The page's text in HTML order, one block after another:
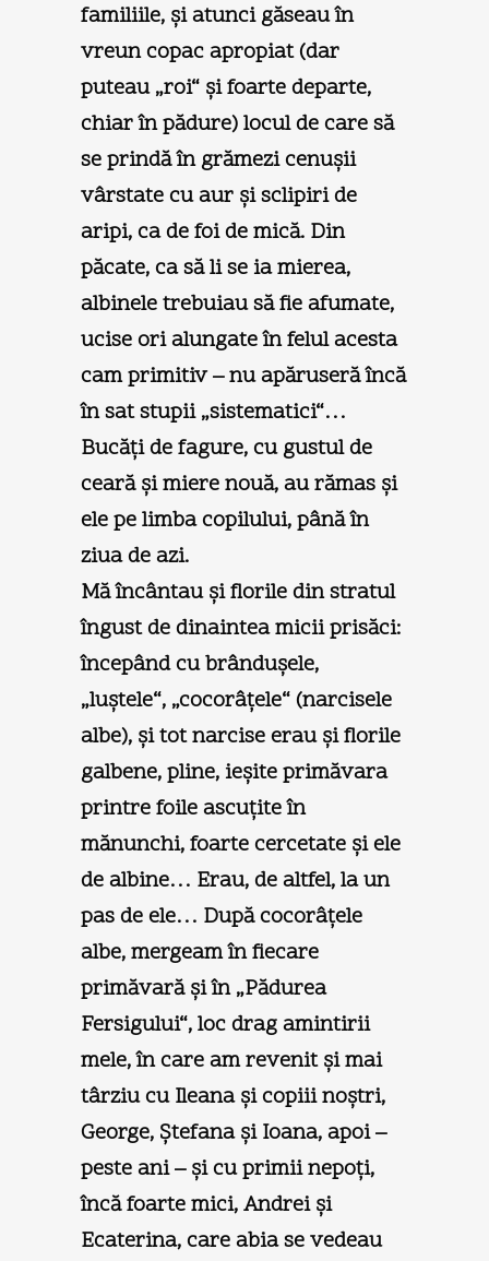
familiile, şi atunci găseau în
vreun copac apropiat (dar
puteau „roi“ şi foarte departe,
chiar în pădure) locul de care să
se prindă în grămezi cenuşii
vârstate cu aur şi sclipiri de
aripi, ca de foi de mică. Din
păcate, ca să li se ia mierea,
albinele trebuiau să fie afumate,
ucise ori alungate în felul acesta
cam primitiv – nu apăruseră încă
în sat stupii „sistematici“…
Bucăţi de fagure, cu gustul de
ceară şi miere nouă, au rămas şi
ele pe limba copilului, până în
ziua de azi.
Mă încântau şi florile din stratul
îngust de dinaintea micii prisăci:
începând cu brânduşele,
„luştele“, „cocorâţele“ (narcisele
albe), şi tot narcise erau şi florile
galbene, pline, ieşite primăvara
printre foile ascuţite în
mănunchi, foarte cercetate şi ele
de albine… Erau, de altfel, la un
pas de ele… După cocorâţele
albe, mergeam în fiecare
primăvară şi în „Pădurea
Fersigului“, loc drag amintirii
mele, în care am revenit şi mai
târziu cu Ileana şi copiii noştri,
George, Ştefana şi Ioana, apoi –
peste ani – şi cu primii nepoţi,
încă foarte mici, Andrei şi
Ecaterina, care abia se vedeau